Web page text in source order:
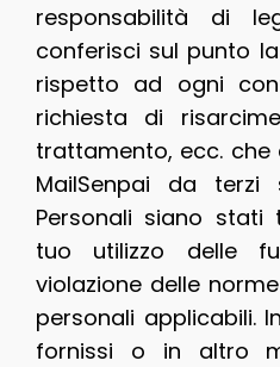
responsabilità di
conferisci sul punto
rispetto ad ogni
richiesta di
trattamento, ecc. che
MailSenpai da
Personali siano
tuo utilizzo delle
violazione delle
personali applicabili.
fornissi o in altro